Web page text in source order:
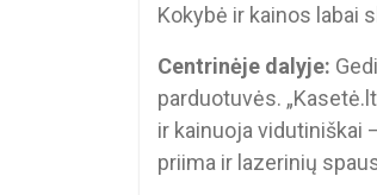
Kokybė ir kainos labai
Centrinėje dalyje:
parduotuvės.
ir kainuoja vidutiniškai
priima ir lazerinių